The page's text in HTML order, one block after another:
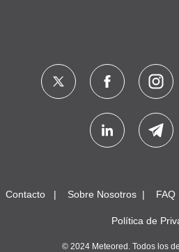
Contacto Sobre Nosotros FAQ
Política de
© 2024 Meteored. Todos los